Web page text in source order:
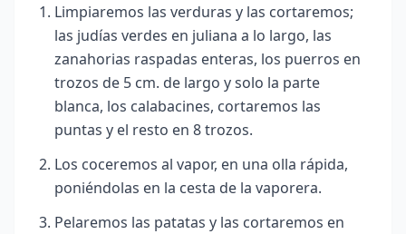
Limpiaremos las verduras y las cortaremos;
las judías verdes en juliana a lo largo, las
zanahorias raspadas enteras, los puerros en
trozos de 5 cm. de largo y solo la parte
blanca, los calabacines, cortaremos las
puntas y el resto en 8 trozos.
Los coceremos al vapor, en una olla rápida,
poniéndolas en la cesta de la vaporera.
Pelaremos las patatas y las cortaremos en